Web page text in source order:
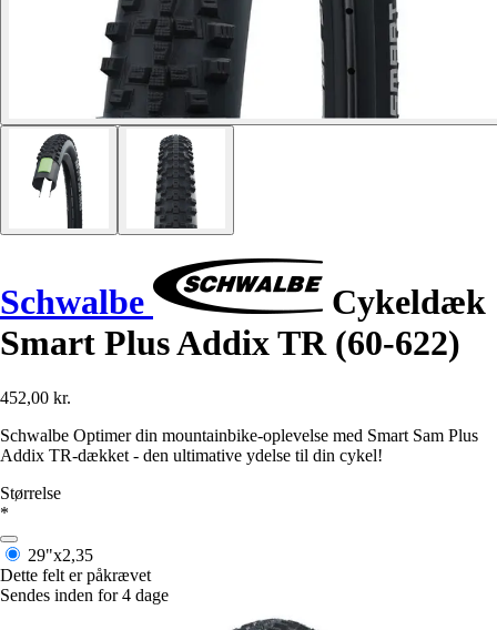
Schwalbe
Cykeldæk
Smart Plus Addix TR (60-622)
452,00 kr.
Schwalbe Optimer din mountainbike-oplevelse med Smart Sam Plus
Addix TR-dækket - den ultimative ydelse til din cykel!
Størrelse
*
29"x2,35
Dette felt er påkrævet
Sendes inden for 4 dage